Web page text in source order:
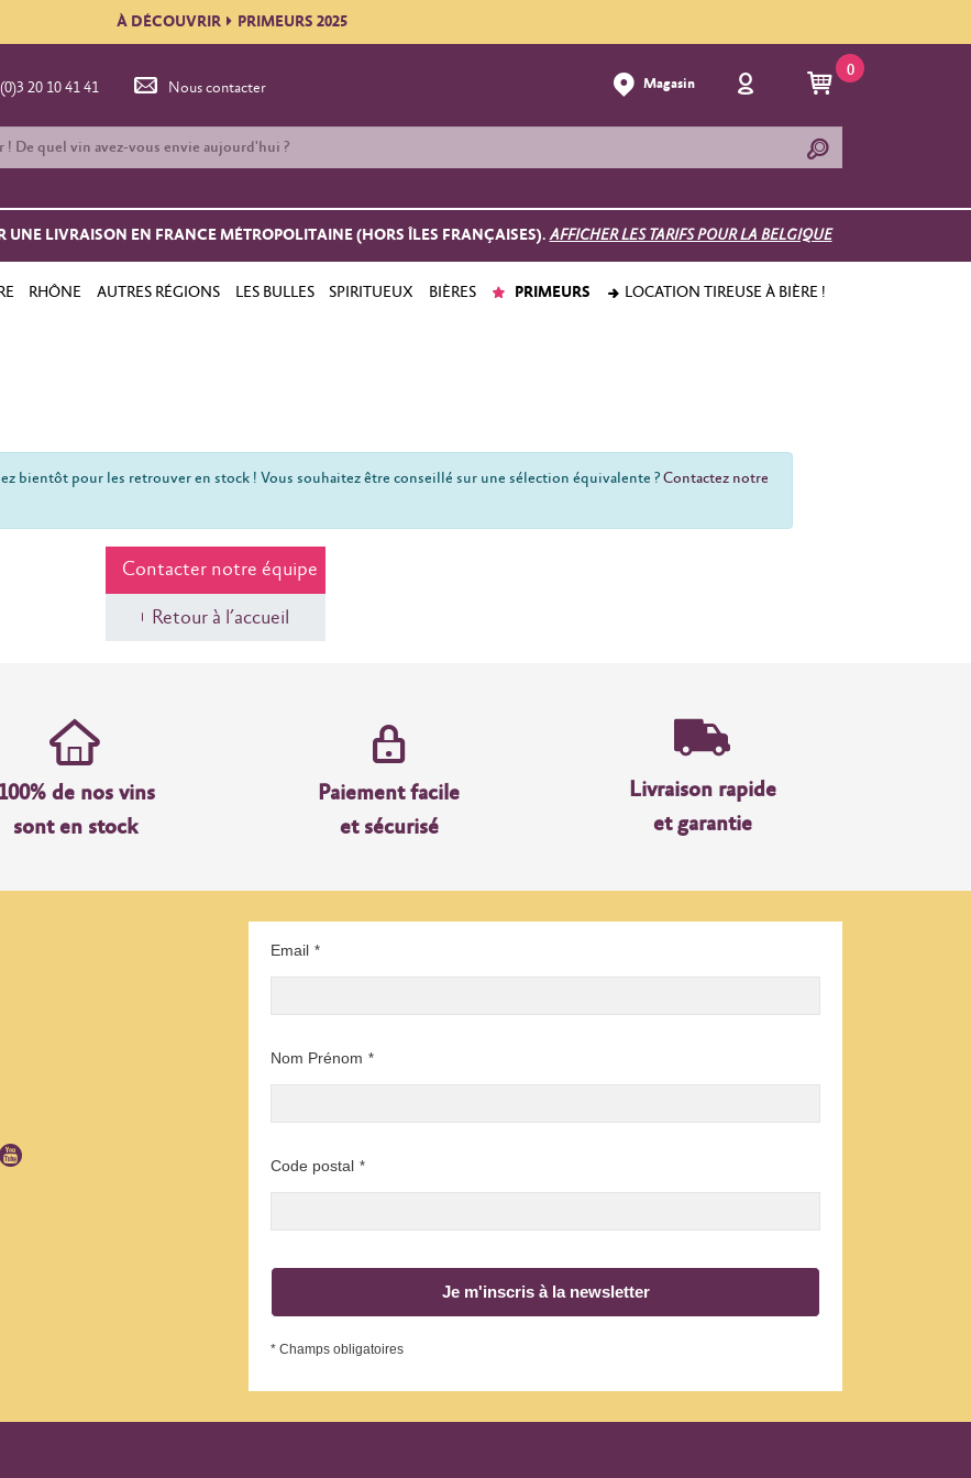
À DÉCOUVRIR PRIMEURS 2025
20 10 41 41 Nous contacter Magasin
0
UNE LIVRAISON EN FRANCE MÉTROPOLITAINE (HORS ÎLES FRANÇAISES).AFFICHER LES TARIFS POUR LA BELGIQUE
RHÔNE AUTRES RÉGIONS LES BULLES SPIRITUEUX BIÈRES PRIMEURS LOCATION TIREUSE À BIÈRE !
bientôt pour les retrouver en stock ! Vous souhaitez être conseillé sur une sélection équivalente ?Contactez notre
Contacter notre équipe
Retour à l’accueil
de nos vins
sont en stock
Paiement facile
et sécurisé
Livraison rapide
et garantie
Email *
Nom Prénom *
Code postal *
Je m'inscris à la newsletter
* Champs obligatoires